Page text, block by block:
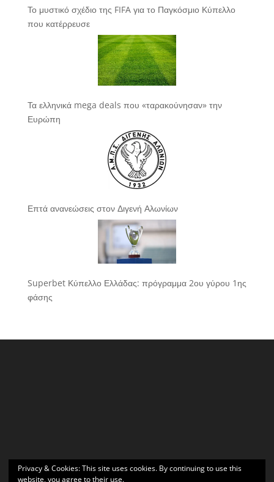
Το μυστικό σχέδιο της FIFA για το Παγκόσμιο Κύπελλο
που κατέρρευσε
Τα ελληνικά mega deals που «ταρακούνησαν» την
Ευρώπη
Επτά ανανεώσεις στον Διγενή Αλωνίων
Superbet Κύπελλο Ελλάδας: πρόγραμμα 2ου γύρου 1ης
φάσης
Privacy & Cookies: This site uses cookies. By continuing to use this
website, you agree to their use.